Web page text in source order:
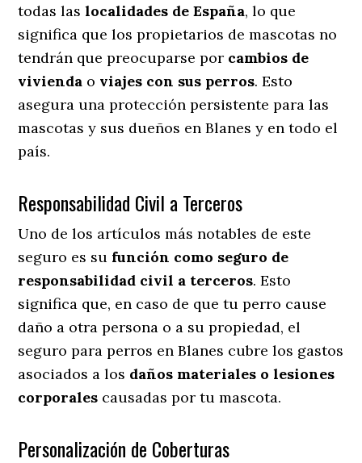
todas laslocalidades de España, lo que
significa que los propietarios de mascotas no
tendrán que preocuparse por cambios de
vivienda o viajes con sus perros. Esto
asegura una protección persistente para las
mascotas y sus dueños en Blanes y en todo el
país.
Responsabilidad Civil a Terceros
Uno de los artículos más notables de este
seguro es su función como seguro de
responsabilidad civil a terceros. Esto
significa que, en caso de que tu perro cause
daño a otra persona o a su propiedad, el
seguro para perros en Blanes cubre los gastos
asociados a los daños materiales o lesiones
corporales causadas por tu mascota.
Personalización de Coberturas